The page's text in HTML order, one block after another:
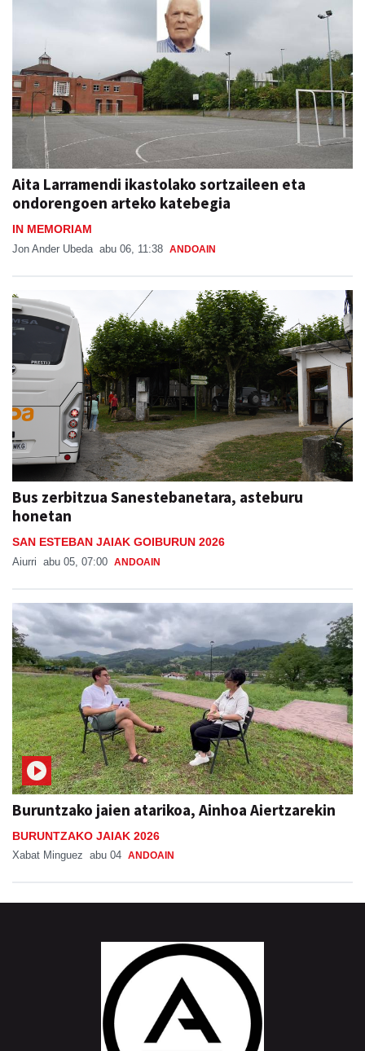
Aita Larramendi ikastolako sortzaileen eta
ondorengoen arteko katebegia
IN MEMORIAM
Jon Ander Ubeda abu 06, 11:38 ANDOAIN
Bus zerbitzua Sanestebanetara, asteburu
honetan
SAN ESTEBAN JAIAK GOIBURUN 2026
Aiurri abu 05, 07:00 ANDOAIN
Buruntzako jaien atarikoa, Ainhoa Aiertzarekin
BURUNTZAKO JAIAK 2026
Xabat Minguez abu 04 ANDOAIN